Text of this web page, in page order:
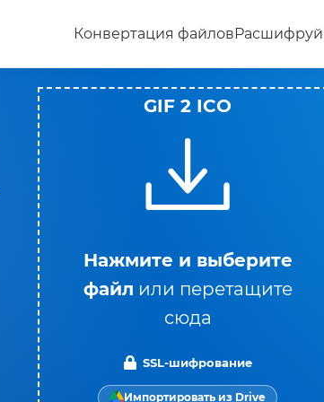
Конвертация файловРасшифруй
GIF 2 ICO
Нажмите и выберите
файл или перетащите
сюда
SSL-шифрование
Импортировать из Drive